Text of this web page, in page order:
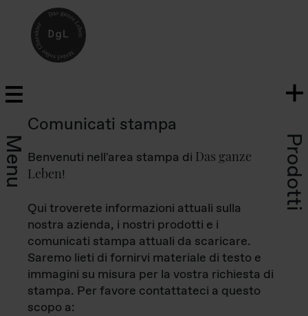
Menu Prodotti
Comunicati stampa
Benvenuti nell'area stampa di Das ganze
Leben!
Qui troverete informazioni attuali sulla
nostra azienda, i nostri prodotti e i
comunicati stampa attuali da scaricare.
Saremo lieti di fornirvi materiale di testo e
immagini su misura per la vostra richiesta di
stampa. Per favore contattateci a questo
scopo a: